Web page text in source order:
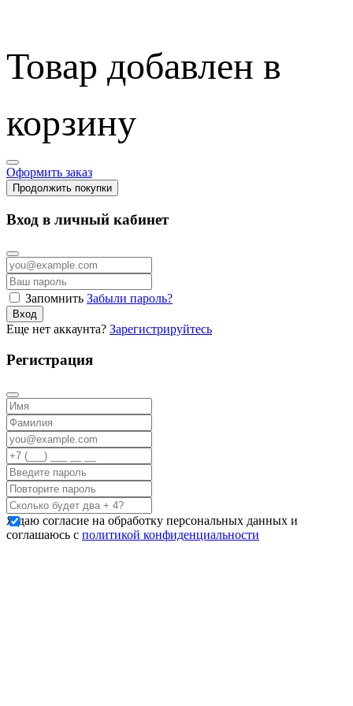
Товар добавлен в
корзину
Оформить заказ
Продолжить покупки
Вход в личный кабинет
Запомнить Забыли пароль?
Вход
Еще нет аккаунта? Зарегистрируйтесь
Регистрация
Я даю согласие на обработку персональных данных и
соглашаюсь с политикой конфиденциальности